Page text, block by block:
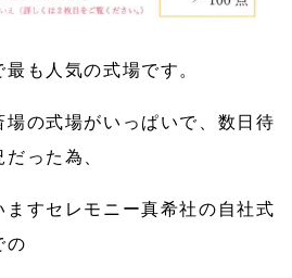
も人気の式場です。
の式場がいっぱいで、数日待
った為、
すセレモニー真希社の自社式
の